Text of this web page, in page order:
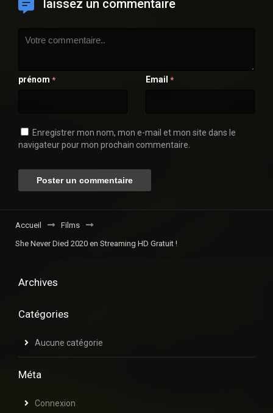
laissez un commentaire
prénom * Email *
Enregistrer mon nom, mon e-mail et mon site dans le
navigateur pour mon prochain commentaire.
Accueil
Films
She Never Died 2020 en Streaming HD Gratuit !
Archives
Catégories
Aucune catégorie
Méta
Connexion